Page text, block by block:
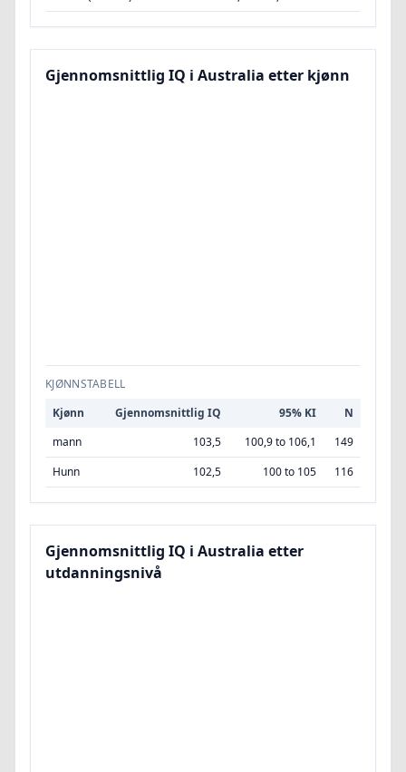
Gjennomsnittlig IQ i Australia etter kjønn
KJØNNSTABELL
Kjønn
Gjennomsnittlig IQ 95% KI
N
mann
103,5 100,9 to 106,1
149
Hunn
102,5 100 to 105 116
Gjennomsnittlig IQ i Australia etter
utdanningsnivå